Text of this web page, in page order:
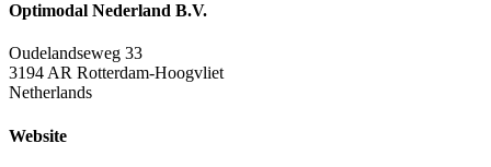
Optimodal Nederland B.V.
Oudelandseweg 33
3194 AR Rotterdam-Hoogvliet
Netherlands
Website